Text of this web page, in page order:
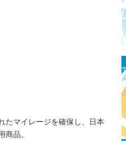
たマイレージを確保し、日本
商品。